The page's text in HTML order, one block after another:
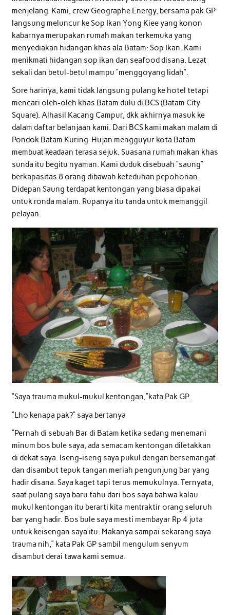
menjelang. Kami, crew Geographe Energy, bersama pak GP
langsung meluncur ke Sop Ikan Yong Kiee yang konon
kabarnya merupakan rumah makan terkemuka yang
menyediakan hidangan khas ala Batam: Sop Ikan. Kami
menikmati hidangan sop ikan dan seafood disana. Lezat
sekali dan betul-betul mampu “menggoyang lidah”.
Sore harinya, kami tidak langsung pulang ke hotel tetapi
mencari oleh-oleh khas Batam dulu di BCS (Batam City
Square). Alhasil Kacang Campur, dkk akhirnya masuk ke
dalam daftar belanjaan kami. Dari BCS kami makan malam di
Pondok Batam Kuring Hujan mengguyur kota Batam
membuat keadaan terasa sejuk. Suasana rumah makan khas
sunda itu begitu nyaman. Kami duduk disebuah “saung”
berkapasitas 8 orang dibawah keteduhan pepohonan.
Didepan Saung terdapat kentongan yang biasa dipakai
untuk ronda malam. Rupanya itu tanda untuk memanggil
pelayan.
“Saya trauma mukul-mukul kentongan,”kata Pak GP.
“Lho kenapa pak?” saya bertanya
“Pernah di sebuah Bar di Batam ketika sedang menemani
minum bos bule saya, ada semacam kentongan diletakkan
di dekat saya. Iseng-iseng saya pukul dengan bersemangat
dan disambut tepuk tangan meriah pengunjung bar yang
hadir disana. Saya kaget tapi terus memukulnya. Ternyata,
saat pulang saya baru tahu dari bos saya bahwa kalau
mukul kentongan itu berarti kita mentraktir orang seluruh
bar yang hadir. Bos bule saya mesti membayar Rp 4 juta
untuk keisengan saya itu. Makanya sampai sekarang saya
trauma nih,” kata Pak GP sambil mengulum senyum
disambut derai tawa kami semua.